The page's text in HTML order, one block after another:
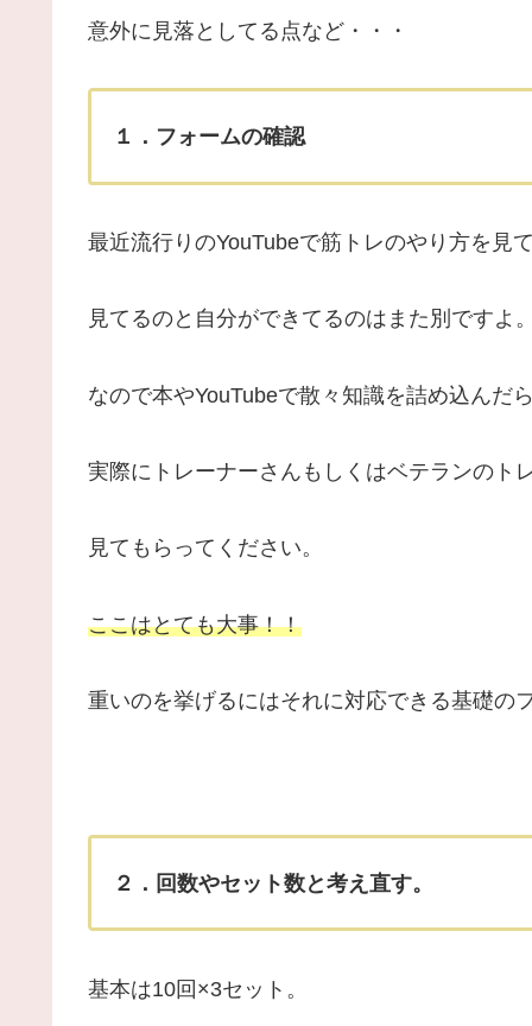
意外に見落としてる点など・・・
１．フォームの確認
最近流行りのYouTubeで筋トレのやり方を見
見てるのと自分ができてるのはまた別ですよ
なので本やYouTubeで散々知識を詰め込んだ
実際にトレーナーさんもしくはベテランのト
見てもらってください。
ここはとても大事！！
重いのを挙げるにはそれに対応できる基礎の
２．回数やセット数と考え直す。
基本は10回×3セット。